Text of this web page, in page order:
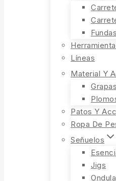
Líneas
Material Y
Grapas
Patos Y
Ropa De
Señuelos
Jigs